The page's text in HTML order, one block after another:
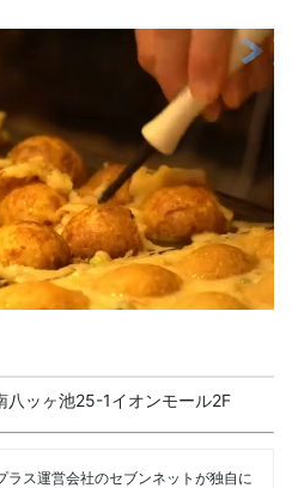
八ッヶ池25-1イオンモール2F
ラス運営会社のセブンネットが独自に